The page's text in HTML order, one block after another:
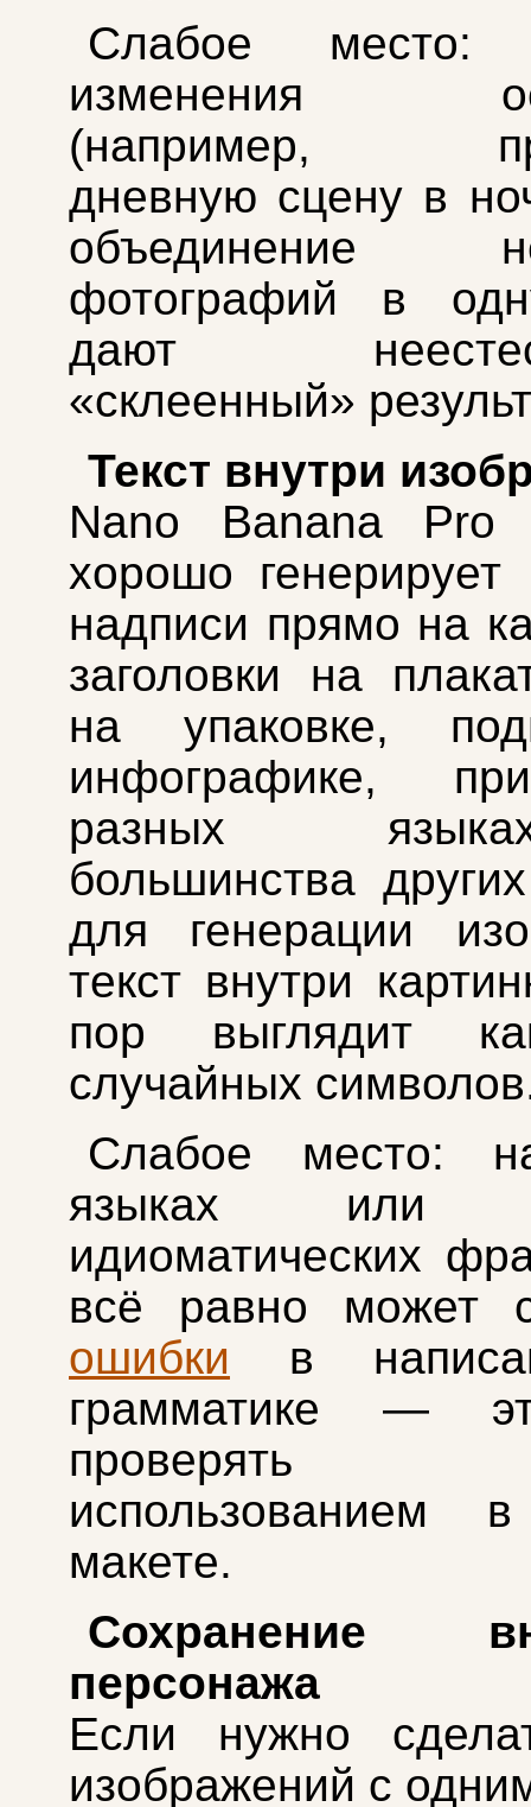
Слабое место:
изменения
(например,
дневную сцену в
объединение
фотографий в
дают
«склеенный»
Текст внутри
Nano Banana Pro
хорошо генерирует
надписи прямо на
заголовки на
на упаковке,
инфографике,
разных
большинства
для генерации
текст внутри
пор выглядит
случайных
Слабое место:
языках или
идиоматических
всё равно может
ошибки в
грамматике —
проверять
использованием
макете.
Сохранение
персонажа
Если нужно
изображений с